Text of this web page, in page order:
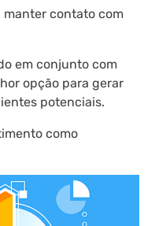
manter contato com
em conjunto com
opção para gerar
potenciais.
como